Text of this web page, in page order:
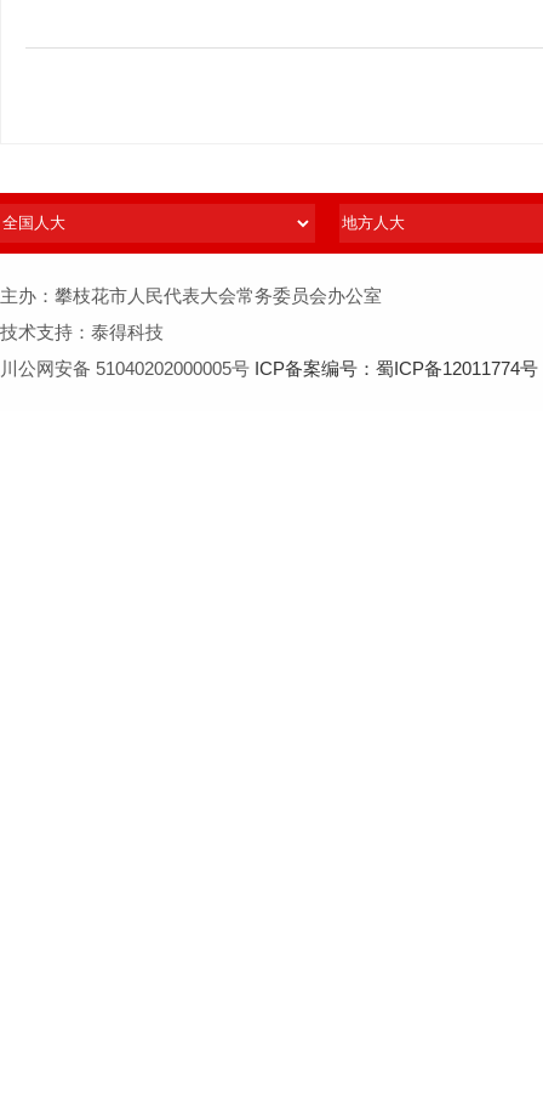
主办：攀枝花市人民代表大会常务委员会办公室
技术支持：泰得科技
川公网安备 51040202000005号 ICP备案编号：蜀ICP备12011774号